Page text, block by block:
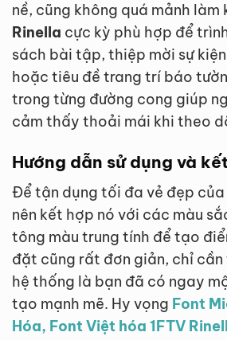
nề, cũng không quá mảnh làm
Rinella cực kỳ phù hợp để
sách bài tập, thiệp mời sự
hoặc tiêu đề trang trí báo
trong từng đường cong giúp
cảm thấy thoải mái khi theo
Hướng dẫn sử dụng và
Để tận dụng tối đa vẻ đẹp
nên kết hợp nó với các màu
tông màu trung tính để tạo
đặt cũng rất đơn giản, chỉ
hệ thống là bạn đã có ngay
tạo mạnh mẽ. Hy vọng Font
Hóa, Font Việt hóa 1FTV